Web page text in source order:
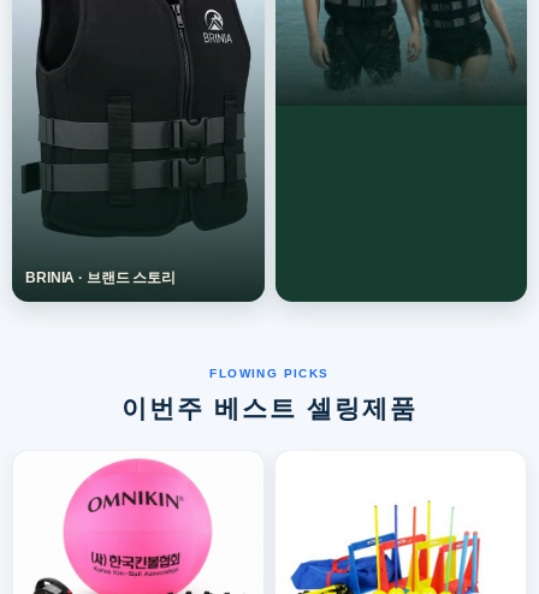
이번주 베스트 셀링제품